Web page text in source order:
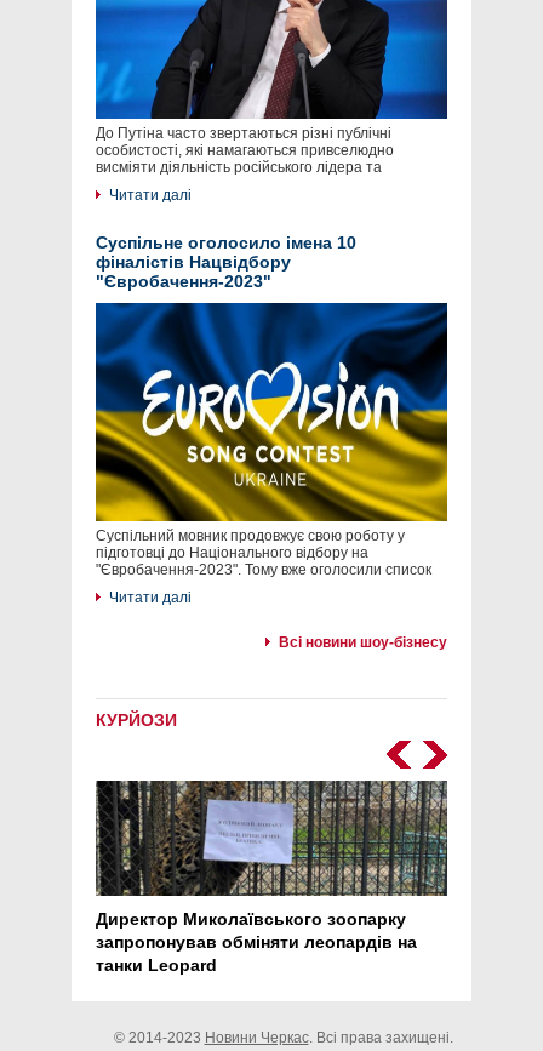
До Путіна часто звертаються різні публічні
особистості, які намагаються привселюдно
висміяти діяльність російського лідера та
Читати далі
Суспільне оголосило імена 10
фіналістів Нацвідбору
"Євробачення-2023"
Суспільний мовник продовжує свою роботу у
підготовці до Національного відбору на
"Євробачення-2023". Тому вже оголосили список
Читати далі
Всі новини шоу-бізнесу
КУРЙОЗИ
Директор Миколаївського зоопарку
запропонував обміняти леопардів на
танки Leopard
© 2014-2023 Новини Черкас. Всі права захищені.